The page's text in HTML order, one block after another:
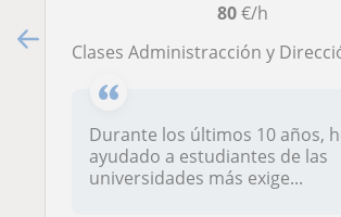
80€/h
Clases Administracción y Dirección de
Durante los últimos 10 años,
ayudado a estudiantes de las
universidades más exige...